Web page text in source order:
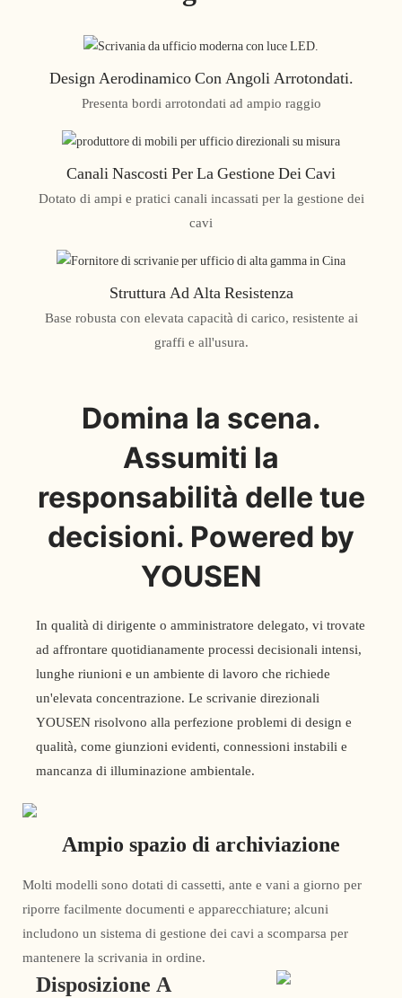
Design Aerodinamico Con Angoli Arrotondati.
Presenta bordi arrotondati ad ampio raggio
Canali Nascosti Per La Gestione Dei Cavi
Dotato di ampi e pratici canali incassati per la gestione dei
cavi
Struttura Ad Alta Resistenza
Base robusta con elevata capacità di carico, resistente ai
graffi e all'usura.
Domina la scena.
Assumiti la
responsabilità delle tue
decisioni. Powered by
YOUSEN
In qualità di dirigente o amministratore delegato, vi trovate
ad affrontare quotidianamente processi decisionali intensi,
lunghe riunioni e un ambiente di lavoro che richiede
un'elevata concentrazione. Le scrivanie direzionali
YOUSEN risolvono alla perfezione problemi di design e
qualità, come giunzioni evidenti, connessioni instabili e
mancanza di illuminazione ambientale.
Ampio spazio di archiviazione
Molti modelli sono dotati di cassetti, ante e vani a giorno per
riporre facilmente documenti e apparecchiature; alcuni
includono un sistema di gestione dei cavi a scomparsa per
mantenere la scrivania in ordine.
Disposizione A